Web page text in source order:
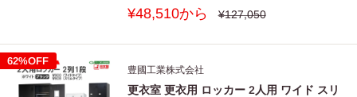
販
価
¥48,510から
通
格
¥127,050
62%OFF
豊國工業株式会社
更衣室 更衣用 ロッカー 2人用 ワイド スリ